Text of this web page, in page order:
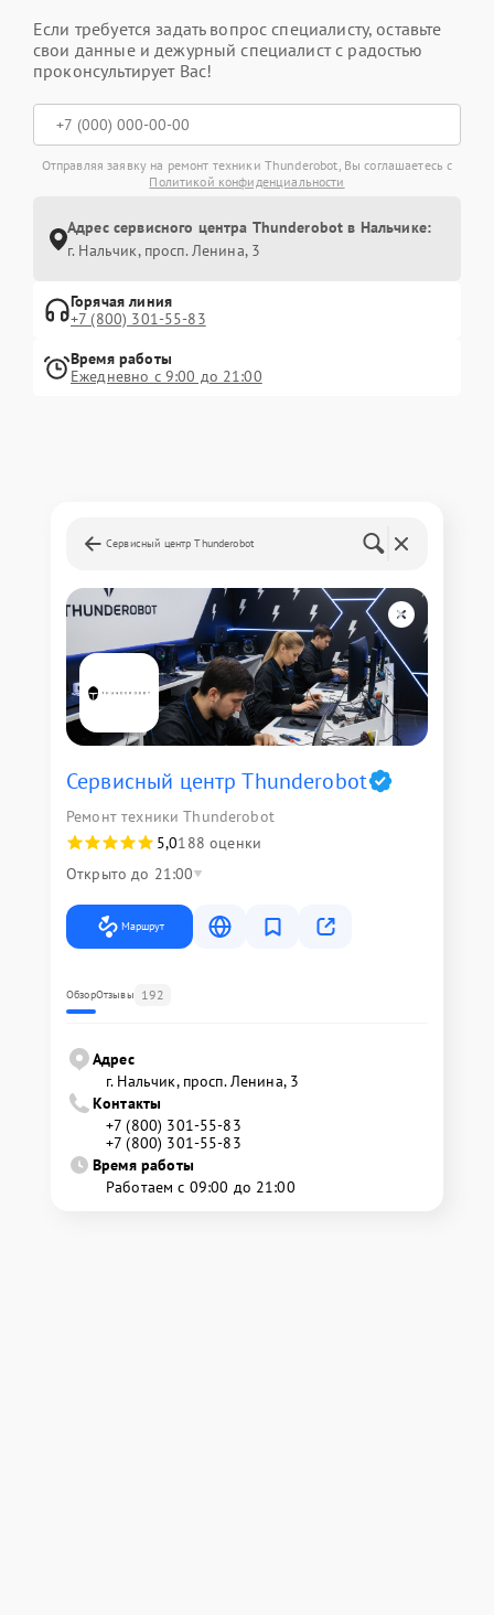
Если требуется задать вопрос специалисту, оставьте
свои данные и дежурный специалист с радостью
проконсультирует Вас!
Отправляя заявку на ремонт техники Thunderobot, Вы соглашаетесь с
Политикой конфиденциальности
Адрес сервисного центра Thunderobot в Нальчике:
г. Нальчик, просп. Ленина, 3
Горячая линия
+7 (800) 301-55-83
Время работы
Ежедневно с 9:00 до 21:00
Сервисный центр Thunderobot
Сервисный центр Thunderobot
Ремонт техники Thunderobot
5,0188 оценки
Открыто до 21:00
Маршрут
ОбзорОтзывы 192
Адрес
г. Нальчик, просп. Ленина, 3
Контакты
+7 (800) 301-55-83
+7 (800) 301-55-83
Время работы
Работаем с 09:00 до 21:00